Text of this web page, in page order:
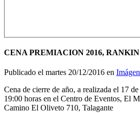
CENA PREMIACION 2016,
Publicado el martes 20/12/2016 en
Cena de cierre de año, a realizada el 17
19:00 horas en el Centro de Eventos, El
Camino El Oliveto 710, Talagante